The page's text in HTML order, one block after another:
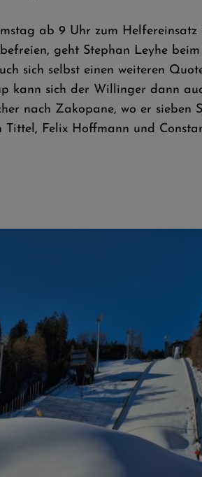
ab 9 Uhr zum
geht Stephan Leyhe
sich selbst einen weiteren
kann sich der Willinger dann
nach Zakopane, wo er sieben
Felix Hoffmann und